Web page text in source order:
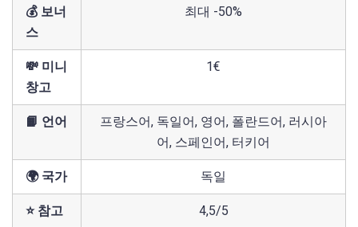
💰 보너
스
최대 -50%
💸 미니
창고
1€
📙 언어
프랑스어, 독일어, 영어, 폴란드어, 러시아
어, 스페인어, 터키어
🌍 국가 독일
⭐ 참고 4,5/5